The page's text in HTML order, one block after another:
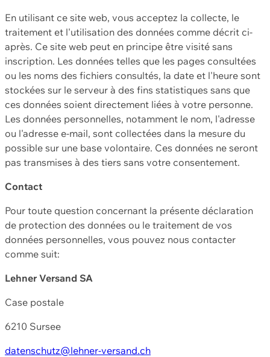
En utilisant ce site web, vous acceptez la collecte, le
traitement et l'utilisation des données comme décrit ci-
après. Ce site web peut en principe être visité sans
inscription. Les données telles que les pages consultées
ou les noms des fichiers consultés, la date et l'heure sont
stockées sur le serveur à des fins statistiques sans que
ces données soient directement liées à votre personne.
Les données personnelles, notamment le nom, l'adresse
ou l'adresse e-mail, sont collectées dans la mesure du
possible sur une base volontaire. Ces données ne seront
pas transmises à des tiers sans votre consentement.
Contact
Pour toute question concernant la présente déclaration
de protection des données ou le traitement de vos
données personnelles, vous pouvez nous contacter
comme suit:
Lehner Versand SA
Case postale
6210 Sursee
datenschutz@lehner-versand.ch